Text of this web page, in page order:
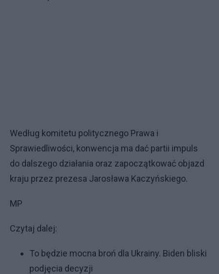
Według komitetu politycznego Prawa i
Sprawiedliwości, konwencja ma dać partii impuls
do dalszego działania oraz zapoczątkować objazd
kraju przez prezesa Jarosława Kaczyńskiego.
MP
Czytaj dalej:
To będzie mocna broń dla Ukrainy. Biden bliski
podjęcia decyzji